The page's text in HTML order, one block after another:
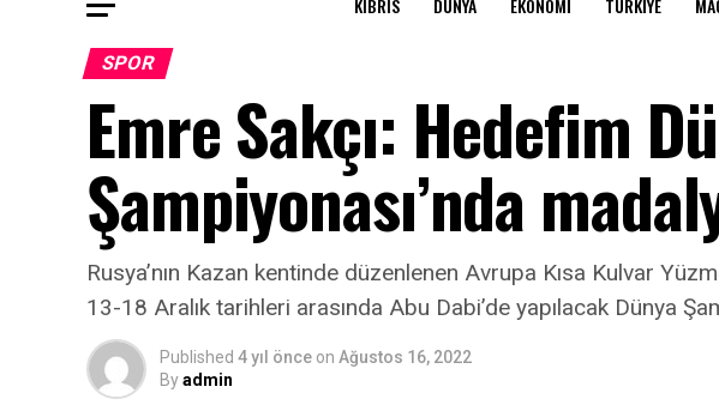
KIBRIS DÜNYA EKONOMI TÜRKIYE
SPOR
Emre Sakçı: Hedefim
Şampiyonası’nda
Rusya’nın Kazan kentinde düzenlenen Avrupa Kısa Kulvar
13-18 Aralık tarihleri arasında Abu Dabi’de yapılacak Dünya
Published 4 yıl önce on Ağustos 16, 2022
Byadmin